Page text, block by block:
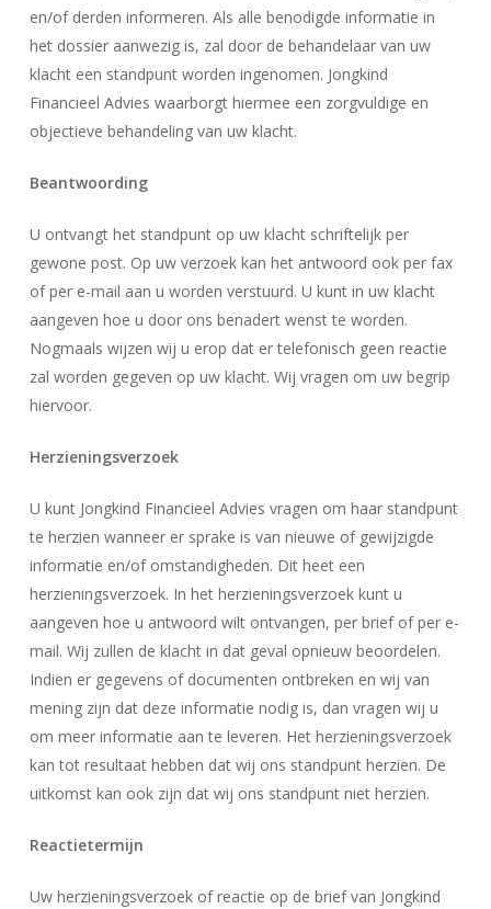
en/of derden informeren. Als alle benodigde informatie in
het dossier aanwezig is, zal door de behandelaar van uw
klacht een standpunt worden ingenomen. Jongkind
Financieel Advies waarborgt hiermee een zorgvuldige en
objectieve behandeling van uw klacht.
Beantwoording
U ontvangt het standpunt op uw klacht schriftelijk per
gewone post. Op uw verzoek kan het antwoord ook per fax
of per e-mail aan u worden verstuurd. U kunt in uw klacht
aangeven hoe u door ons benadert wenst te worden.
Nogmaals wijzen wij u erop dat er telefonisch geen reactie
zal worden gegeven op uw klacht. Wij vragen om uw begrip
hiervoor.
Herzieningsverzoek
U kunt Jongkind Financieel Advies vragen om haar standpunt
te herzien wanneer er sprake is van nieuwe of gewijzigde
informatie en/of omstandigheden. Dit heet een
herzieningsverzoek. In het herzieningsverzoek kunt u
aangeven hoe u antwoord wilt ontvangen, per brief of per e-
mail. Wij zullen de klacht in dat geval opnieuw beoordelen.
Indien er gegevens of documenten ontbreken en wij van
mening zijn dat deze informatie nodig is, dan vragen wij u
om meer informatie aan te leveren. Het herzieningsverzoek
kan tot resultaat hebben dat wij ons standpunt herzien. De
uitkomst kan ook zijn dat wij ons standpunt niet herzien.
Reactietermijn
Uw herzieningsverzoek of reactie op de brief van Jongkind